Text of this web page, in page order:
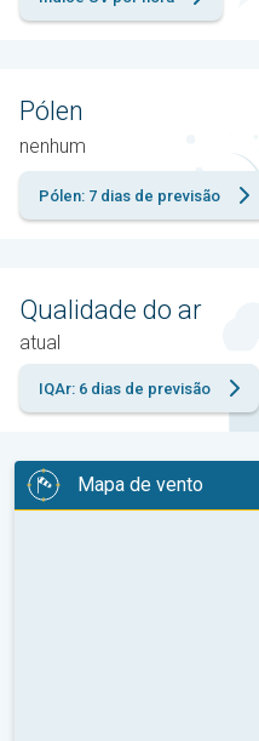
Pólen
nenhum
Pólen: 7 dias de previsão
Qualidade do ar
atual
IQAr: 6 dias de previsão
Mapa de vento